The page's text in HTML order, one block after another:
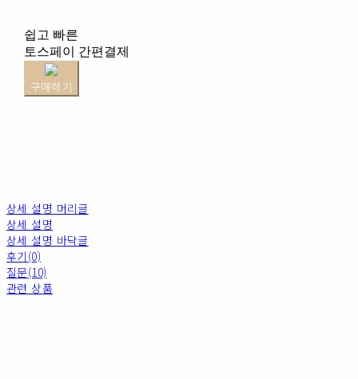
쉽고 빠른
토스페이 간편결제
구매하기
상세 설명 머리글
상세 설명
상세 설명 바닥글
후기(0)
질문(10)
관련 상품